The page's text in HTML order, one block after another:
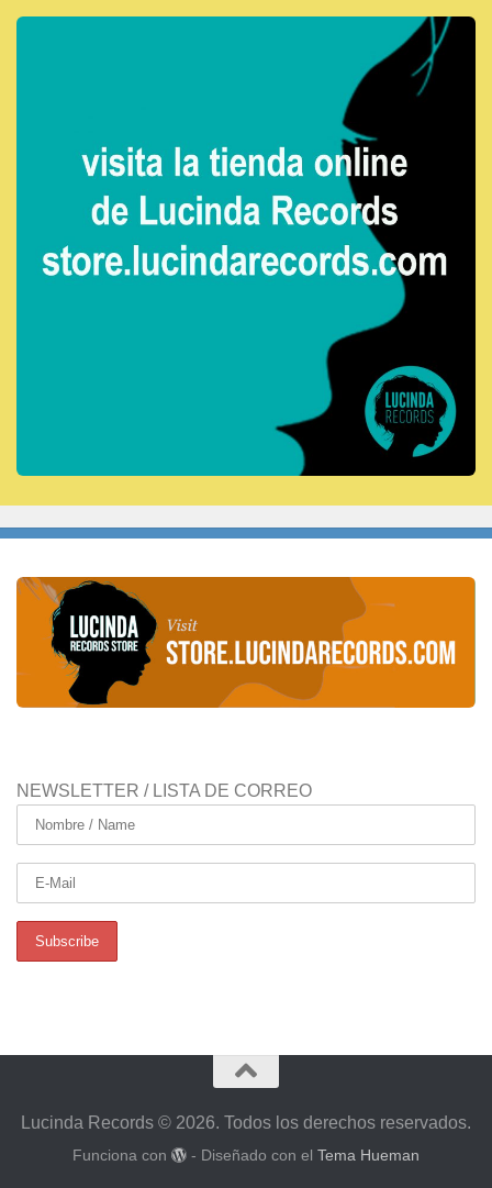
NEWSLETTER / LISTA DE CORREO
Lucinda Records © 2026. Todos los derechos reservados.
Funciona con - Diseñado con el Tema Hueman